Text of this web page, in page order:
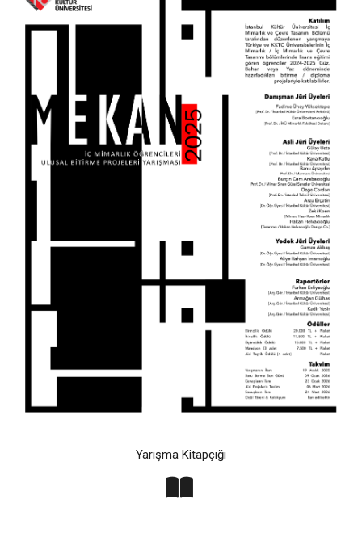
Yarışma Kitapçığı